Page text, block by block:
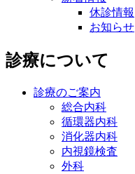
休診情報
お知らせ
診療について
診療のご案内
総合内科
循環器内科
消化器内科
内視鏡検査
外科